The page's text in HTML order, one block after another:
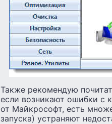
Также рекомендую
если возникают ошибки с
от Майкрософт, есть
запуска) устраняют